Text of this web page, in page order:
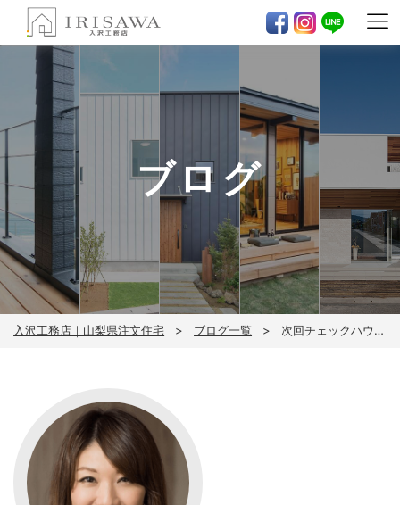
ブログ
入沢工務店｜山梨県注文住宅 ブログ一覧 次回チェックハウス見学会！